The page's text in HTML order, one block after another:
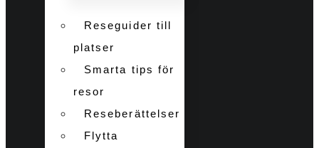
Reseguider till
platser
Smarta tips för
resor
Reseberättelser
Flytta